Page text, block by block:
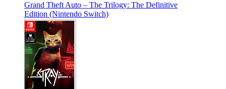
Grand Theft Auto – The Trilogy: The Definitive
Edition (Nintendo Switch)